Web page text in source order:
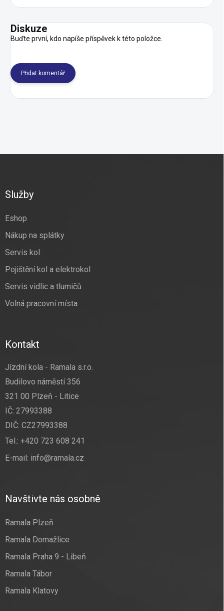
Diskuze
Buďte první, kdo napíše příspěvek k této položce.
Přidat komentář
Služby
Eshop
Nákup na splátky
Servis kol
Pojištění kol a elektrokol
Servis vidlic a tlumičů
Volná pracovní místa
Kontakt
Jízdní kola - Ramala s.r.o.
Budilovo náměstí 356
321 00 Plzeň - Litice
IČ: 27993388
DIČ: CZ27993388
Tel.: +420 723 608 241
E-mail: info@ramala.cz
Navštivte nás osobně
Ramala Plzeň
Ramala Domažlice
Ramala Praha 9 - Libeň
Ramala Tábor
Ramala Klatovy